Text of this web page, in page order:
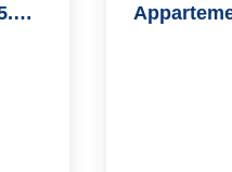
Appartement Ollioules 3 Pièce(s) 45.4 M2